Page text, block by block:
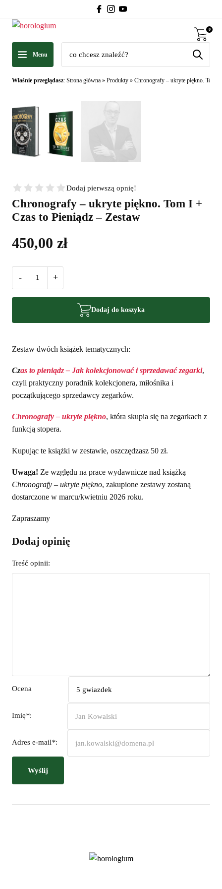
Menu
0
Właśnie przeglądasz: Strona główna » Produkty » Chronografy – ukryte piękno. Tom I
Dodaj pierwszą opnię!
Chronografy – ukryte piękno. Tom I +
Czas to Pieniądz – Zestaw
450,00 zł
- +
Dodaj do koszyka
Zestaw dwóch książek tematycznych:
Czas to pieniądz – Jak kolekcjonować i sprzedawać zegarki,
czyli praktyczny poradnik kolekcjonera, miłośnika i
początkującego sprzedawcy zegarków.
Chronografy – ukryte piękno, która skupia się na zegarkach z
funkcją stopera.
Kupując te książki w zestawie, oszczędzasz 50 zł.
Uwaga! Ze względu na prace wydawnicze nad książką
Chronografy – ukryte piękno, zakupione zestawy zostaną
dostarczone w marcu/kwietniu 2026 roku.
Zapraszamy
Dodaj opinię
Treść opinii:
Ocena
Imię*:
Adres e-mail*:
Wyślij